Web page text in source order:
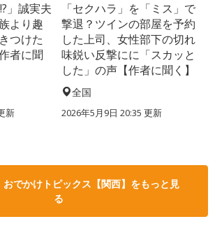
」誠実夫
より趣
つけた
者に聞
新
「セクハラ」を「ミス」で
撃退？ツインの部屋を予約
した上司、女性部下の切れ
味鋭い反撃にに「スカッと
した」の声【作者に聞く】
全国
2026年5月9日 20:35 更新
おでかけトピックス【関西】をもっと見
る